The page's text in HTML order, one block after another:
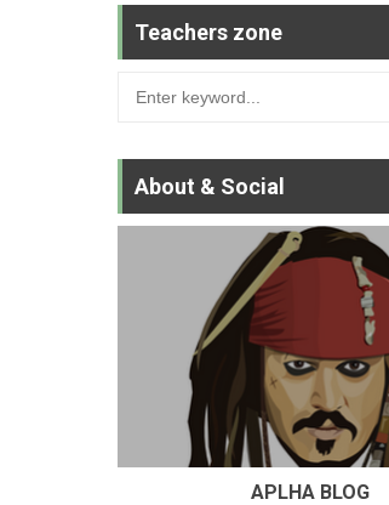
Teachers zone
About & Social
APLHA BLOG